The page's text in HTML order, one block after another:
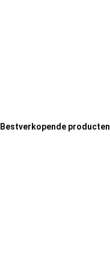
Bestverkopende producten